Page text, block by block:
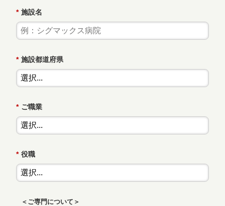
* 施設名
* 施設都道府県
* ご職業
* 役職
＜ご専門について＞